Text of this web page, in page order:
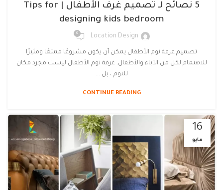
5 نصائح لـ تصميم غرف الأطفال | Tips for
designing kids bedroom
Location Design
0
تصميم غرفة نوم الأطفال يمكن أن يكون مشروعًا ممتعًا ومثيرًا
للاهتمام لكل من الآباء والأطفال. غرفة نوم الأطفال ليست مجرد مكان
للنوم ، بل ...
CONTINUE READING
16
مايو